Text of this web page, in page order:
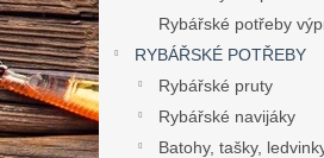
Rybářské potřeby
RYBÁŘSKÉ POTŘEBY
Rybářské pruty
Rybářské navijáky
Batohy, tašky,